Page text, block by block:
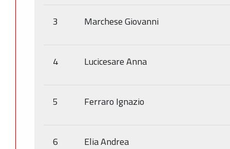
3 Marchese Giovanni
4 Lucicesare Anna
5 Ferraro Ignazio
6 Elia Andrea